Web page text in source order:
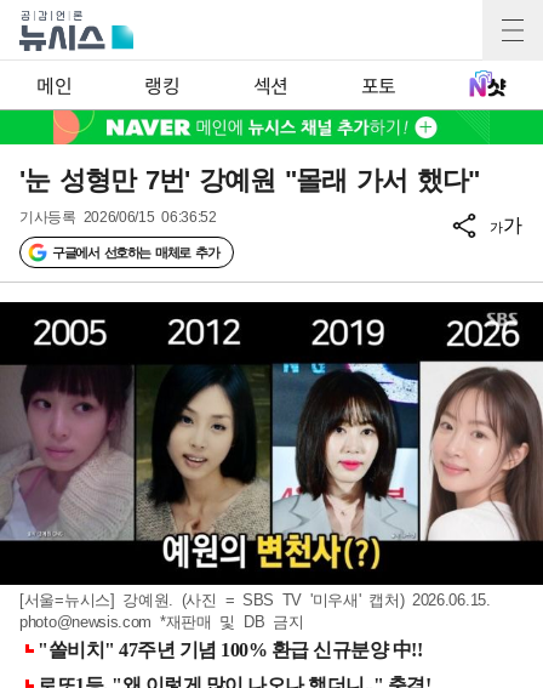
메인 랭킹 섹션 포토
'눈 성형만 7번' 강예원 "몰래 가서 했다"
기사등록 2026/06/15 06:36:52
구글에서 선호하는 매체로 추가
가가
[서울=뉴시스] 강예원. (사진 = SBS TV '미우새' 캡처) 2026.06.15.
photo@newsis.com *재판매 및 DB 금지